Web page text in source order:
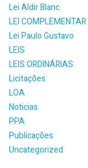
Lei Aldir Blanc
LEI COMPLEMENTAR
Lei Paulo Gustavo
LEIS
LEIS ORDINÁRIAS
Licitações
LOA
Noticias
PPA
Publicações
Uncategorized